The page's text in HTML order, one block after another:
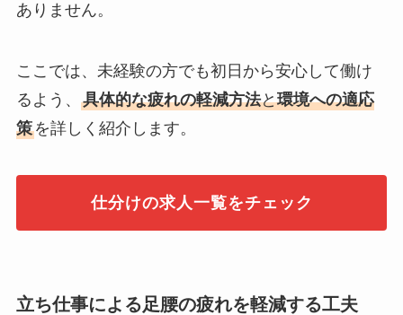
ありません。
ここでは、未経験の方でも初日から安心して働け
るよう、 具体的な疲れの軽減方法と環境への適応
策を詳しく紹介します。
仕分けの求人一覧をチェック
立ち仕事による足腰の疲れを軽減する工夫